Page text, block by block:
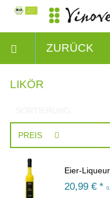
ZURÜCK
LIKÖR
PREIS
Eier-
20,99 € *